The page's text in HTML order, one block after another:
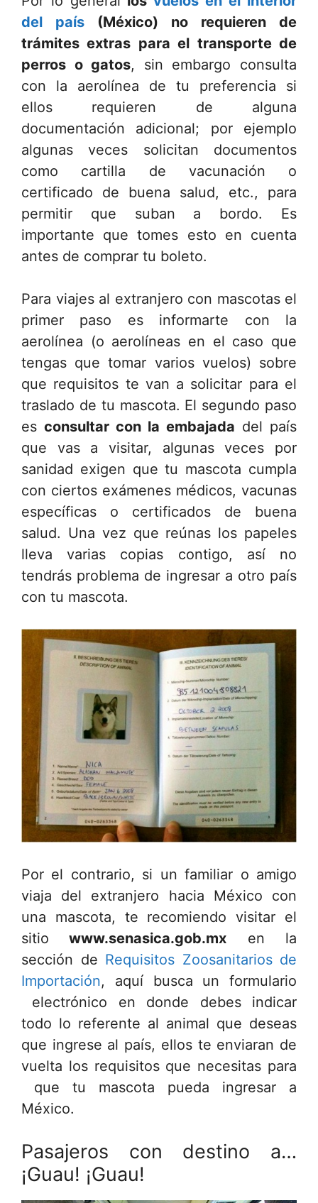
del país (México) no requieren de
trámites extras para el transporte de
perros o gatos, sin embargo consulta
con la aerolínea de tu preferencia si
ellos requieren de alguna
documentación adicional; por ejemplo
algunas veces solicitan documentos
como cartilla de vacunación o
certificado de buena salud, etc., para
permitir que suban a bordo. Es
importante que tomes esto en cuenta
antes de comprar tu boleto.
Para viajes al extranjero con mascotas el
primer paso es informarte con la
aerolínea (o aerolíneas en el caso que
tengas que tomar varios vuelos) sobre
que requisitos te van a solicitar para el
traslado de tu mascota. El segundo paso
es consultar con la embajada del país
que vas a visitar, algunas veces por
sanidad exigen que tu mascota cumpla
con ciertos exámenes médicos, vacunas
específicas o certificados de buena
salud. Una vez que reúnas los papeles
lleva varias copias contigo, así no
tendrás problema de ingresar a otro país
con tu mascota.
Por el contrario, si un familiar o amigo
viaja del extranjero hacia México con
una mascota, te recomiendo visitar el
sitio www.senasica.gob.mx en la
sección de Requisitos Zoosanitarios de
Importación, aquí busca un formulario
electrónico en donde debes indicar
todo lo referente al animal que deseas
que ingrese al país, ellos te enviaran de
vuelta los requisitos que necesitas para
que tu mascota pueda ingresar a
México.
Pasajeros con destino a…
¡Guau! ¡Guau!